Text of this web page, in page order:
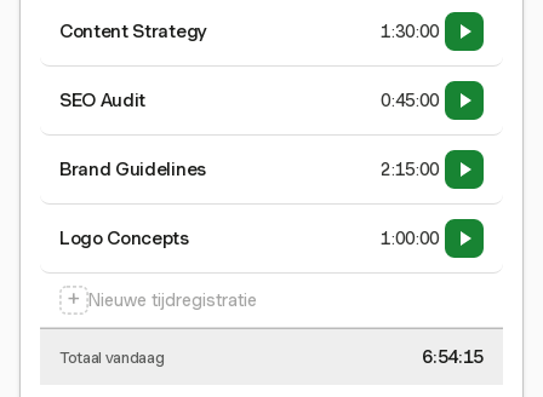
Content Strategy 1:30:00
SEO Audit 0:45:00
Brand Guidelines 2:15:00
Logo Concepts 1:00:00
+ Nieuwe tijdregistratie
Totaal vandaag 6:54:16